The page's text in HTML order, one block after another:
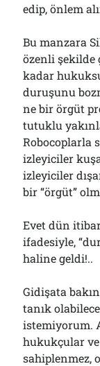
edip, önlem
Bu manzara
özenli şekilde
kadar
duruşunu
ne bir örgüt
tutuklu
Robocoplarla
izleyiciler
izleyiciler
bir “örgüt”
Evet dün
ifadesiyle,
haline geldi!..
Gidişata
tanık
istemiyorum.
hukukçular
sahiplenmez,